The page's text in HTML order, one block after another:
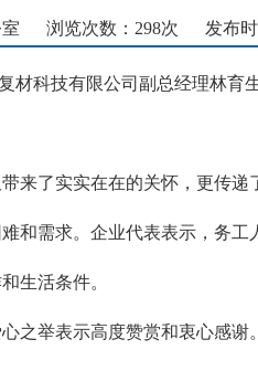
浏览次数： 298次 发布
材科技有限公司副总经理林
来了实实在在的关怀，更传
和需求。企业代表表示，务
生活条件。
之举表示高度赞赏和衷心感